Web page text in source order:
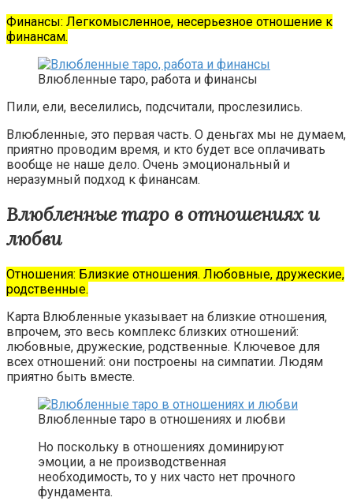
Финансы: Легкомысленное, несерьезное отношение к
финансам.
Влюбленные таро, работа и финансы
Пили, ели, веселились, подсчитали, прослезились.
Влюбленные, это первая часть. О деньгах мы не думаем,
приятно проводим время, и кто будет все оплачивать
вообще не наше дело. Очень эмоциональный и
неразумный подход к финансам.
Влюбленные таро в отношениях и
любви
Отношения: Близкие отношения. Любовные, дружеские,
родственные.
Карта Влюбленные указывает на близкие отношения,
впрочем, это весь комплекс близких отношений:
любовные, дружеские, родственные. Ключевое для
всех отношений: они построены на симпатии. Людям
приятно быть вместе.
Влюбленные таро в отношениях и любви
Но поскольку в отношениях доминируют
эмоции, а не производственная
необходимость, то у них часто нет прочного
фундамента.